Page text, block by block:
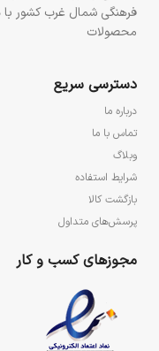
فرهنگی شمال غرب کشور با
محصولات
دسترسی سریع
درباره ما
تماس با ما
وبلاگ
شرایط استفاده
بازگشت کالا
پرسش‌های متداول
مجوزهای کسب و کار